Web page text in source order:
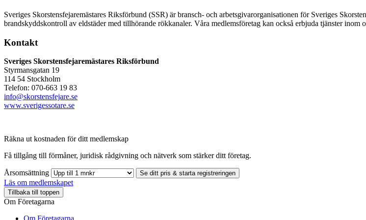
Sveriges Skorstensfejaremästares Riksförbund (SSR) är bransch- och arbetsgivarorganisationen för Sveriges
brandskyddskontroll av eldstäder med tillhörande rökkanaler. Våra medlemsföretag kan också erbjuda tjänster
Kontakt
Sveriges Skorstensfejaremästares Riksförbund
Styrmansgatan 19
114 54 Stockholm
Telefon: 070-663 19 83
info@skorstensfejare.se
www.sverigessotare.se
Räkna ut kostnaden för ditt medlemskap
Få tillgång till förmåner, juridisk rådgivning och nätverk som stärker ditt företag.
Årsomsättning Se ditt pris & starta registreringen
Läs om medlemskapet
Tillbaka till toppen
Om Företagarna